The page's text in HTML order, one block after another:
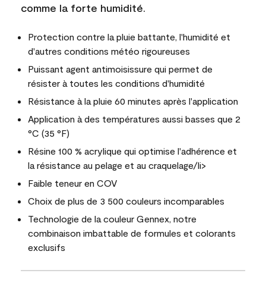
comme la forte humidité.
Protection contre la pluie battante, l'humidité et
d'autres conditions météo rigoureuses
Puissant agent antimoisissure qui permet de
résister à toutes les conditions d'humidité
Résistance à la pluie 60 minutes après l'application
Application à des températures aussi basses que 2
°C (35 °F)
Résine 100 % acrylique qui optimise l'adhérence et
la résistance au pelage et au craquelage/li>
Faible teneur en COV
Choix de plus de 3 500 couleurs incomparables
Technologie de la couleur Gennex, notre
combinaison imbattable de formules et colorants
exclusifs